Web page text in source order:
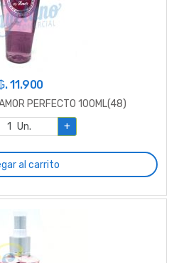
11.900
PERFECTO 100ML(48)
Un. +
al carrito